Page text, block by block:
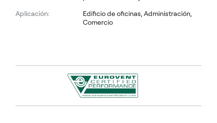
Aplicación:
Edificio de oficinas, Administración,
Comercio